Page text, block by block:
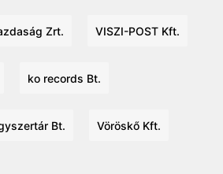
Zrt. VISZI-POST Kft.
ko records Bt.
Bt. Vöröskő Kft.